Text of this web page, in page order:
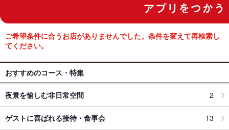
ご希望条件に合うお店がありませんでした。条件を変えて再検索し
てください。
おすすめのコース・特集
夜景を愉しむ非日常空間 2
ゲストに喜ばれる接待・食事会 13